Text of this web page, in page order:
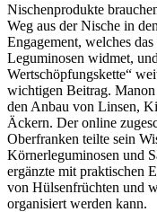
Nischenprodukte
Weg aus der Nische in
Engagement, welches
Leguminosen widmet,
Wertschöpfungskette“
wichtigen Beitrag.
den Anbau von Linsen,
Äckern. Der online
Oberfranken teilte sein
Körnerleguminosen und
ergänzte mit praktischen
von Hülsenfrüchten und
organisiert werden kann.